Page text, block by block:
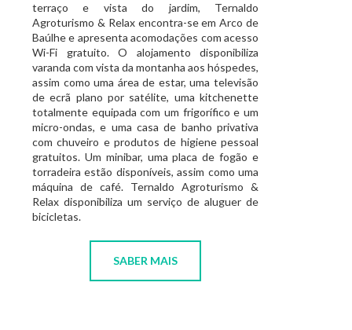
terraço e vista do jardim, Ternaldo
Agroturismo & Relax encontra-se em Arco de
Baúlhe e apresenta acomodações com acesso
Wi-Fi gratuito. O alojamento disponibiliza
varanda com vista da montanha aos hóspedes,
assim como uma área de estar, uma televisão
de ecrã plano por satélite, uma kitchenette
totalmente equipada com um frigorífico e um
micro-ondas, e uma casa de banho privativa
com chuveiro e produtos de higiene pessoal
gratuitos. Um minibar, uma placa de fogão e
torradeira estão disponíveis, assim como uma
máquina de café. Ternaldo Agroturismo &
Relax disponibiliza um serviço de aluguer de
bicicletas.
SABER MAIS